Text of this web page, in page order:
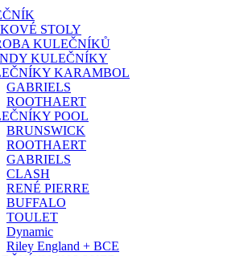
STOLY
KULEČNÍKŮ
KULEČNÍKY
KARAMBOL
GABRIELS
ROOTHAERT
POOL
BRUNSWICK
ROOTHAERT
GABRIELS
CLASH
RENÉ PIERRE
BUFFALO
TOULET
Dynamic
Riley England + BCE